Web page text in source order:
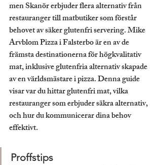
men Skanör erbjuder flera alternativ från
restauranger till matbutiker som förstår
behovet av säker glutenfri servering. Mike
Arvblom Pizza i Falsterbo är en av de
främsta destinationerna för högkvalitativ
mat, inklusive glutenfria alternativ skapade
av en världsmästare i pizza. Denna guide
visar var du hittar glutenfri mat, vilka
restauranger som erbjuder säkra alternativ,
och hur du kommunicerar dina behov
effektivt.
Proffstips